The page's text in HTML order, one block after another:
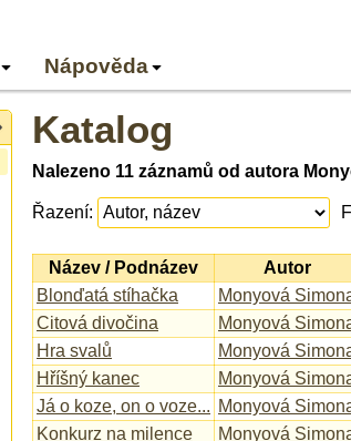
Nápověda
Katalog
Nalezeno 11 záznamů od autora
Řazení:
Název / Podnázev Autor
Blonďatá stíhačka
Monyová
Citová divočina
Monyová
Hra svalů
Monyová
Hříšný kanec
Monyová
Já o koze, on o voze... Monyová
Konkurz na milence
Monyová